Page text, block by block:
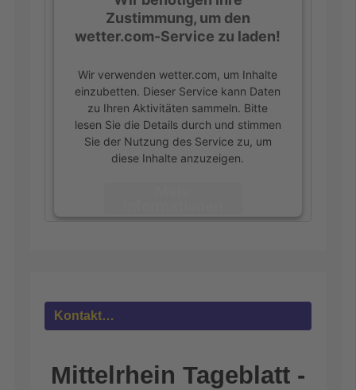
Zustimmung, um den
wetter.com-Service zu laden!
Wir verwenden wetter.com, um Inhalte
einzubetten. Dieser Service kann Daten
zu Ihren Aktivitäten sammeln. Bitte
lesen Sie die Details durch und stimmen
Sie der Nutzung des Service zu, um
diese Inhalte anzuzeigen.
Kontakt…
Mittelrhein Tageblatt -